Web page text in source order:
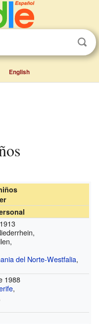
English
del Norte-Westfalia,
1988
,